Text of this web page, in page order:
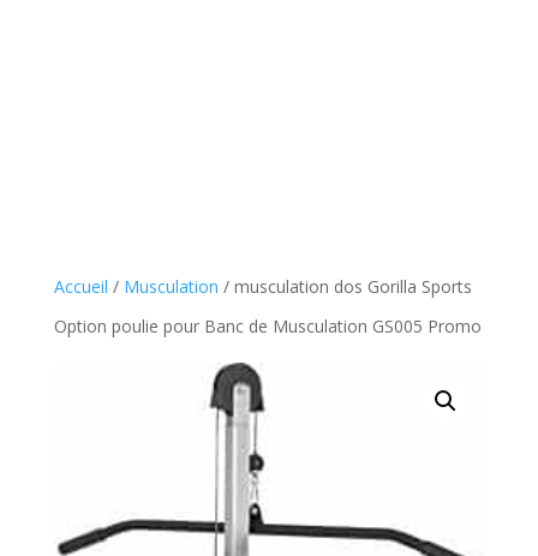
Accueil / Musculation / musculation dos Gorilla Sports
Option poulie pour Banc de Musculation GS005 Promo